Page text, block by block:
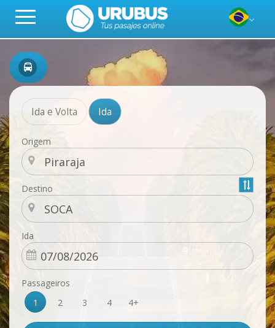
Ida e Volta Ida
Origem
Destino
Ida
Passageiros
1
2 3 4 4+